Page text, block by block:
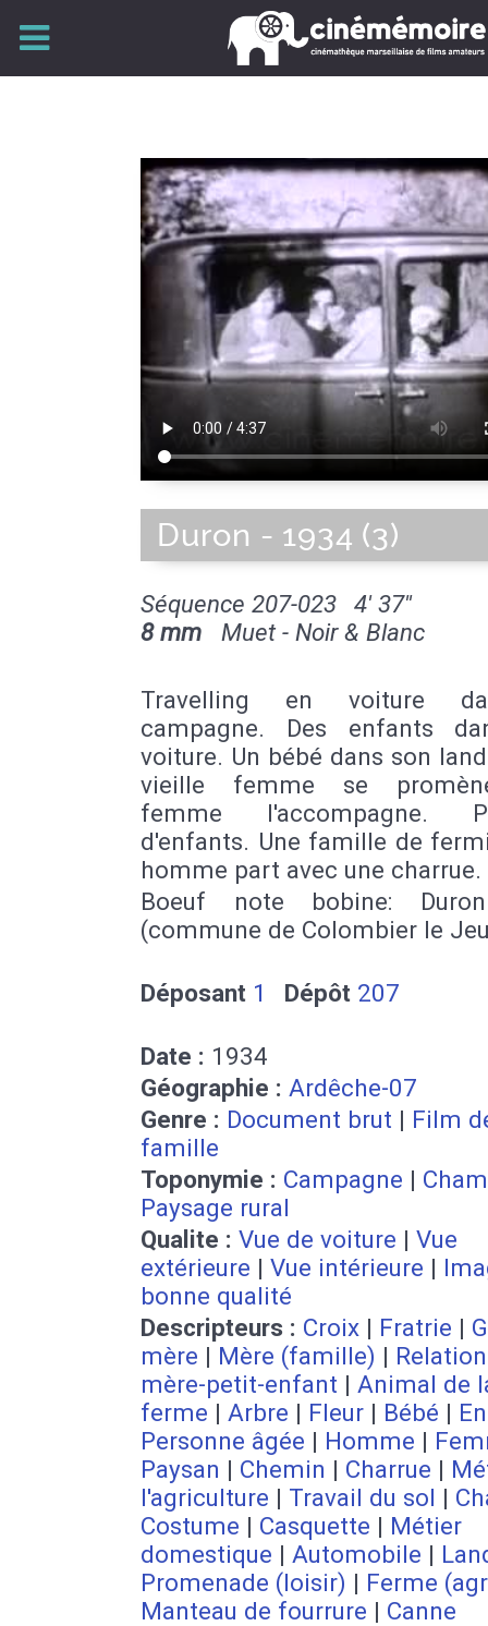
Duron - 1934 (3)
Séquence 207-023
4' 37''
8 mm Muet - Noir & Blanc
Travelling en voiture
campagne. Des enfants
voiture. Un bébé dans son
vieille femme se
femme l'accompagne.
d'enfants. Une famille de
homme part avec une charrue.
Boeuf note bobine:
(commune de Colombier le
Déposant 1 Dépôt 207
Date : 1934
Géographie : Ardêche-07
Genre : Document brut | Film
famille
Toponymie : Campagne |
Paysage rural
Qualite : Vue de voiture | Vue
extérieure | Vue intérieure |
bonne qualité
Descripteurs : Croix | Fratrie |
mère | Mère (famille) |
mère-petit-enfant | Animal de
ferme | Arbre | Fleur | Bébé |
Personne âgée | Homme |
Paysan | Chemin | Charrue |
l'agriculture | Travail du sol |
Costume | Casquette | Métier
domestique | Automobile |
Promenade (loisir) | Ferme
Manteau de fourrure | Canne